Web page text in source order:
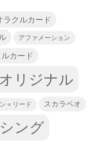
ラクルカード
アファメーション
カード
リジナル
＝リード スカラベオ
ング